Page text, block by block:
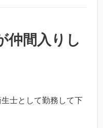
仲間入りし
士として勤務して下